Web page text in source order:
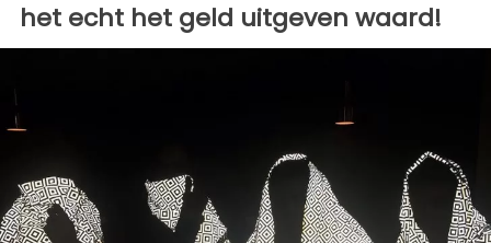
het echt het geld uitgeven waard!